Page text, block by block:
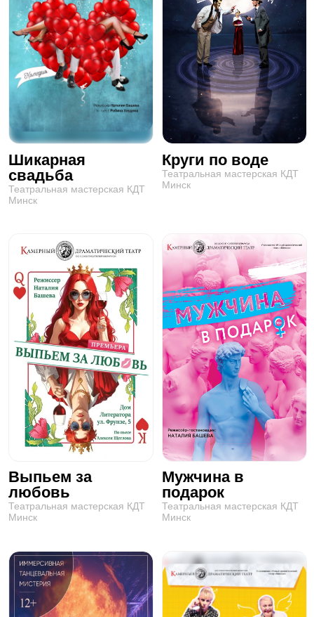
Шикарная
свадьба
Театральная мастерская КДТ
Минск
Круги по воде
Театральная мастерская КДТ
Минск
Выпьем за
любовь
Театральная мастерская КДТ
Минск
Мужчина в
подарок
Театральная мастерская КДТ
Минск